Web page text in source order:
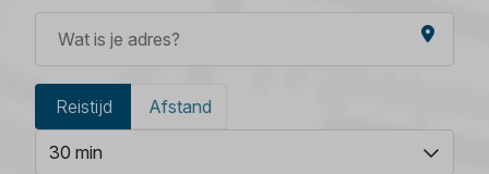
Reistijd Afstand
30 min